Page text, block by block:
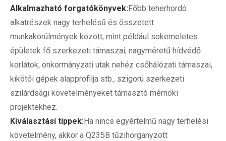
Alkalmazható forgatókönyvek:Főbb teherhordó
alkatrészek nagy terhelésű és összetett
munkakörülmények között, mint például sokemeletes
épületek fő szerkezeti támaszai, nagyméretű hídvédő
korlátok, önkormányzati utak nehéz csőhálózati támaszai,
kikötői gépek alapprofilja stb., szigorú szerkezeti
szilárdsági követelményeket támasztó mérnöki
projektekhez.
Kiválasztási tippek:Ha nincs egyértelmű nagy terhelési
követelmény, akkor a Q235B tűzihorganyzott